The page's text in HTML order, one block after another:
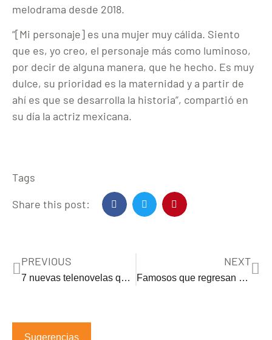
melodrama desde 2018.
“[Mi personaje] es una mujer muy cálida. Siento
que es, yo creo, el personaje más como luminoso,
por decir de alguna manera, que he hecho. Es muy
dulce, su prioridad es la maternidad y a partir de
ahí es que se desarrolla la historia”, compartió en
su día la actriz mexicana.
Tags
Share this post:
PREVIOUS
7 nuevas telenovelas que se estrenarán en 2026
NEXT
Famosos que regresan a las telenovelas luego de hasta casi 20 años de ausencia
Sugerencias